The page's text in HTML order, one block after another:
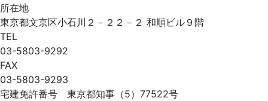
所在地
東京都文京区小石川２－２２－２ 和順ビル９階
TEL
03-5803-9292
FAX
03-5803-9293
宅建免許番号 東京都知事（5）77522号